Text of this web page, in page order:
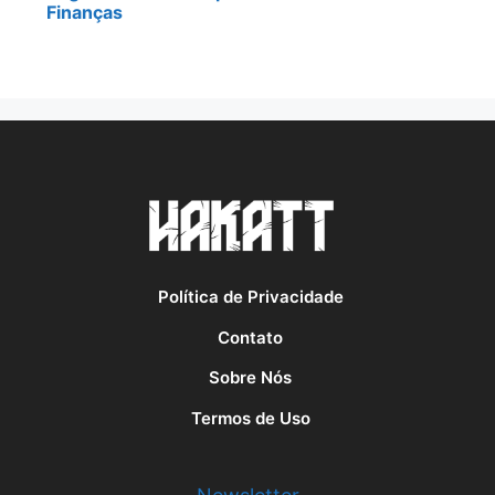
Finanças
Política de Privacidade
Contato
Sobre Nós
Termos de Uso